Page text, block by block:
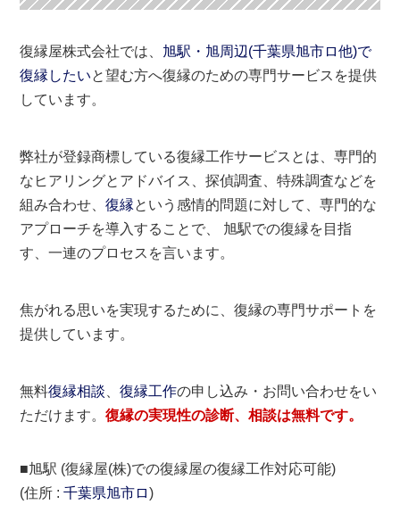
復縁屋株式会社では、 旭駅・旭周辺(千葉県旭市ロ他)で
復縁したいと望む方へ復縁のための専門サービスを提供
しています。
弊社が登録商標している復縁工作サービスとは、専門的
なヒアリングとアドバイス、探偵調査、特殊調査などを
組み合わせ、復縁という感情的問題に対して、専門的な
アプローチを導入することで、 旭駅での復縁を目指
す、一連のプロセスを言います。
焦がれる思いを実現するために、復縁の専門サポートを
提供しています。
無料復縁相談 、復縁工作の申し込み・お問い合わせをい
ただけます。復縁の実現性の診断、相談は無料です。
■旭駅 (復縁屋(株)での復縁屋の復縁工作対応可能)
(住所 :千葉県旭市ロ)